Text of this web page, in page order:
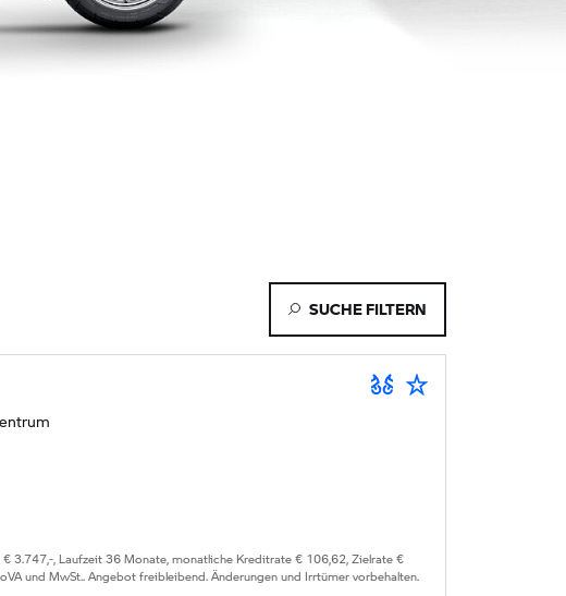
SUCHE FILTERN
3.747,-, Laufzeit 36 Monate, monatliche Kreditrate € 106,62, Zielrate €
und MwSt.. Angebot freibleibend. Änderungen und Irrtümer vorbehalten.